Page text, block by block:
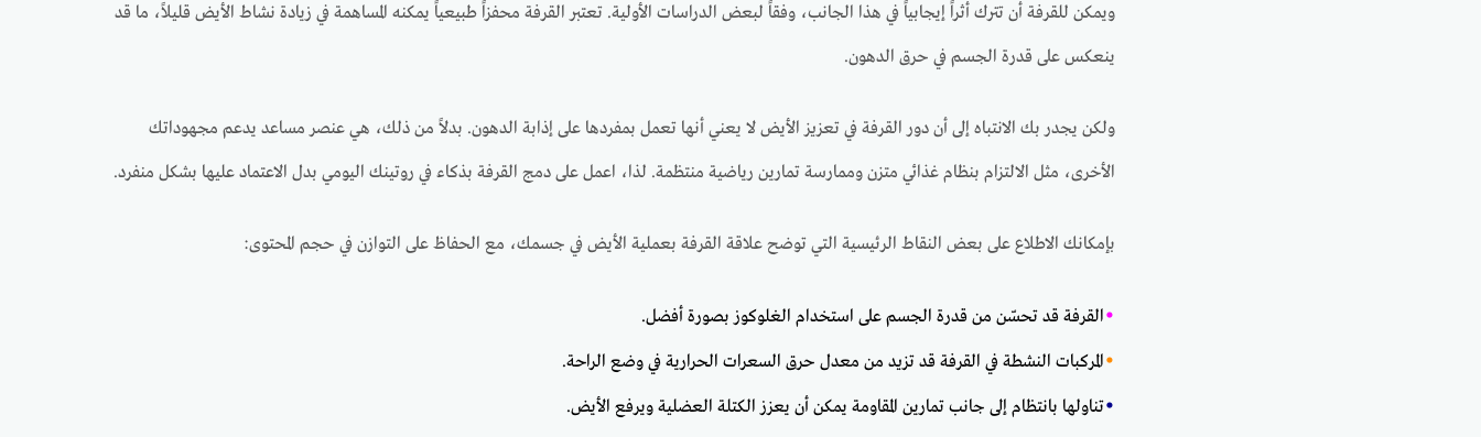
ويمكن للقرفة أن تترك أثراً إيجابياً في هذا الجانب، وفقاً لبعض الدراسات الأولية. تعتبر القرفة محفزاً طبيعياً يمكنه المساهمة في زيادة نشاط الأيض قليلاً، ما قد
ينعكس على قدرة الجسم في حرق الدهون.
ولكن يجدر بك الانتباه إلى أن دور القرفة في تعزيز الأيض لا يعني أنها تعمل بمفردها على إذابة الدهون. بدلاً من ذلك، هي عنصر مساعد يدعم مجهوداتك
الأخرى، مثل الالتزام بنظام غذائي متزن وممارسة تمارين رياضية منتظمة. لذا، اعمل على دمج القرفة بذكاء في روتينك اليومي بدل الاعتماد عليها بشكل منفرد.
بإمكانك الاطلاع على بعض النقاط الرئيسية التي توضح علاقة القرفة بعملية الأيض في جسمك، مع الحفاظ على التوازن في حجم المحتوى:
•القرفة قد تحسّن من قدرة الجسم على استخدام الغلوكوز بصورة أفضل.
•المركبات النشطة في القرفة قد تزيد من معدل حرق السعرات الحرارية في وضع الراحة.
•تناولها بانتظام إلى جانب تمارين المقاومة يمكن أن يعزز الكتلة العضلية ويرفع الأيض.